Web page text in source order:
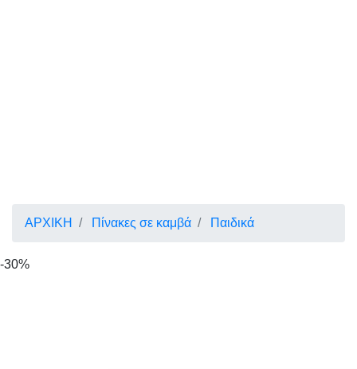
ΑΡΧΙΚΗ Πίνακες σε καμβά Παιδικά
-30%